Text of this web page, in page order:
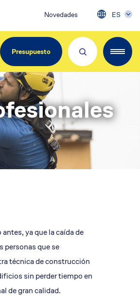
Novedades ES
Iberica
Girona, 134
Barcelona
900.800.963
Presupuesto
ya que la caída de
personas que se
técnica de construcción
sin perder tiempo en
de gran calidad.